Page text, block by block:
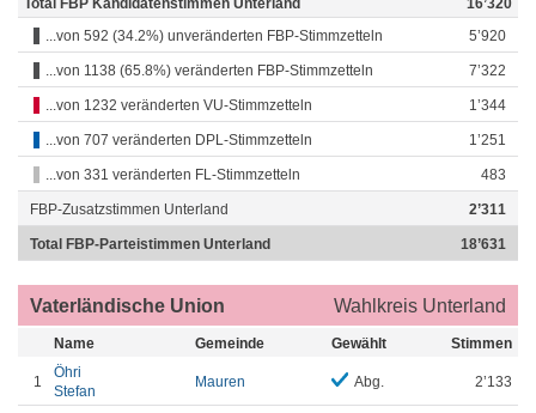
Total FBP Kandidatenstimmen Unterland
16’320
...von 592 (34.2%) unveränderten FBP-Stimmzetteln
5’920
...von 1138 (65.8%) veränderten FBP-Stimmzetteln 7’322
...von 1232 veränderten VU-Stimmzetteln 1’344
...von 707 veränderten DPL-Stimmzetteln 1’251
...von 331 veränderten FL-Stimmzetteln 483
FBP-Zusatzstimmen Unterland 2’311
Total FBP-Parteistimmen Unterland 18’631
Vaterländische Union Wahlkreis Unterland
Name Gemeinde Gewählt Stimmen
1
Öhri
Stefan
Mauren Abg. 2’133